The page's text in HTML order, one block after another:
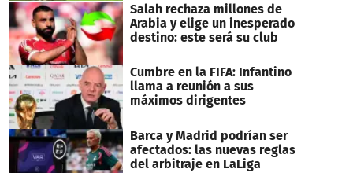
Salah rechaza millones de
Arabia y elige un inesperado
destino: este será su club
Cumbre en la FIFA: Infantino
llama a reunión a sus
máximos dirigentes
Barca y Madrid podrían ser
afectados: las nuevas reglas
del arbitraje en LaLiga